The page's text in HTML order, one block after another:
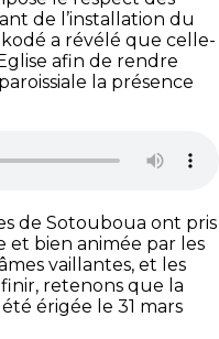
de l’installation du
a révélé que celle-
afin de rendre
la présence
de Sotouboua ont pris
et bien animée par les
vaillantes, et les
retenons que la
érigée le 31 mars